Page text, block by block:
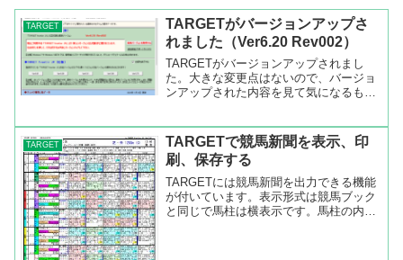
TARGET
TARGETがバージョンアップさ
れました（Ver6.20 Rev002）
TARGETがバージョンアップされまし
た。大きな変更点はないので、バージョ
ンアップされた内容を見て気になるもの
種:還元率80%+5%)に仮対応・成績画面
の★タブ項目...
TARGET
TARGETで競馬新聞を表示、印
刷、保存する
TARGETには競馬新聞を出力できる機能
が付いています。表示形式は競馬ブック
と同じで馬柱は横表示です。馬柱の内容